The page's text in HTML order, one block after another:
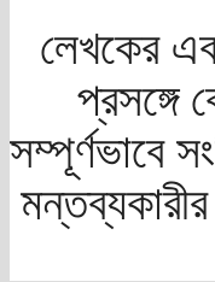
লেখকের
প্রসঙ্গে
সম্পূর্ণভাবে